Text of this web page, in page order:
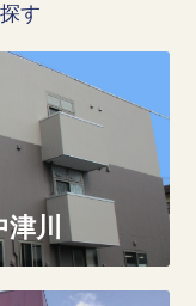
す
川